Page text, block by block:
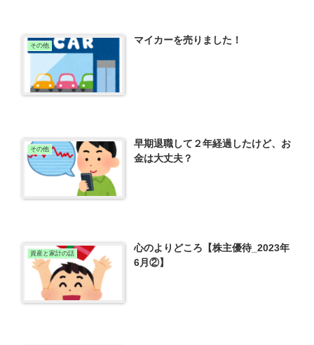
その他 マイカーを売りました！
その他
早期退職して２年経過したけど、お
金は大丈夫？
資産と家計の話
心のよりどころ【株主優待_2023年
6月②】